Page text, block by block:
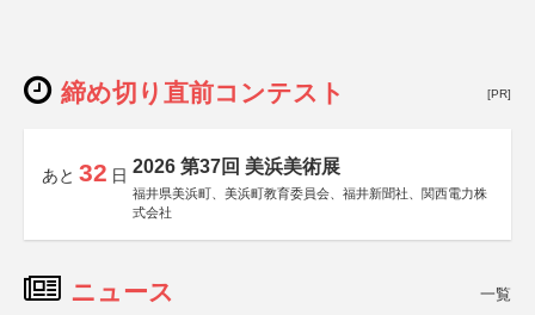
締め切り直前コンテスト [PR]
あと 32 日 2026 第37回 美浜美術展
福井県美浜町、美浜町教育委員会、福井新聞社、関西電力株
式会社
ニュース 一覧